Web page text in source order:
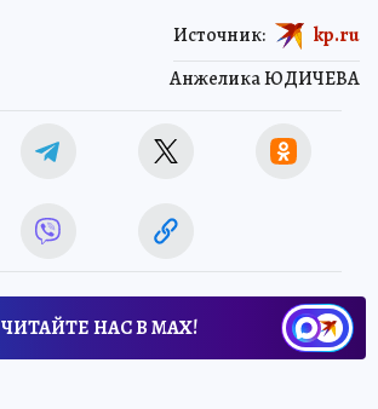
Анжелика ЮДИЧЕВА
Источник: kp.ru
ЧИТАЙТЕ НАС В МАХ!